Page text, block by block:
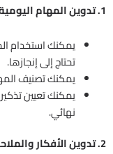
1. تدوين المهام اليومية:
يمكنك استخدام
تحتاج إلى إنجازها.
يمكنك تصنيف
يمكنك تعيين
نهائي.
2. تدوين الأفكار والملاحظات: